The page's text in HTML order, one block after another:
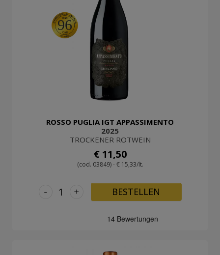
96
ROSSO PUGLIA IGT APPASSIMENTO
2025
TROCKENER ROTWEIN
€ 11,50
(cod. 03849) - € 15,33/lt.
+
- BESTELLEN